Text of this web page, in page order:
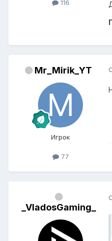
116
Mr_Mirik_YT
Игрок
77
_VladosGaming_